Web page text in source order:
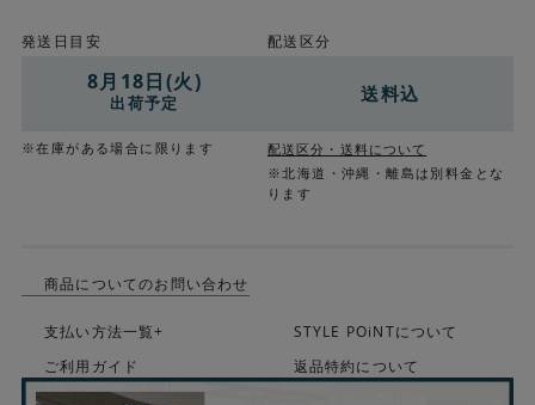
発送日目安
8月18日(火)
出荷予定
※在庫がある場合に限ります
配送区分
送料込
配送区分・送料について
※北海道・沖縄・離島は別料金とな
ります
商品についてのお問い合わせ
支払い方法一覧+
STYLE POiNTについて
ご利用ガイド
返品特約について